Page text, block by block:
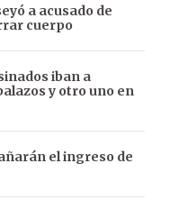
a acusado de
cuerpo
iban a
y otro uno en
el ingreso de